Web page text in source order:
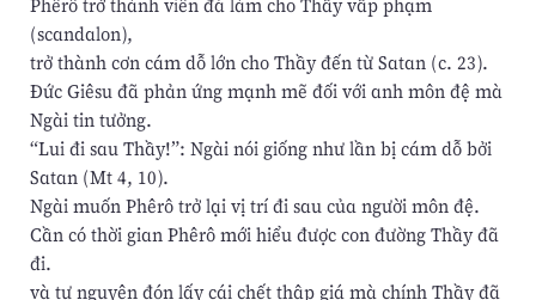
(scandalon),
trở thành cơn cám dỗ lớn cho Thầy đến từ Satan (c. 23).
Đức Giêsu đã phản ứng mạnh mẽ đối với anh môn đệ mà
Ngài tin tưởng.
“Lui đi sau Thầy!”: Ngài nói giống như lần bị cám dỗ bởi
Satan (Mt 4, 10).
Ngài muốn Phêrô trở lại vị trí đi sau của người môn đệ.
Cần có thời gian Phêrô mới hiểu được con đường Thầy đã
đi.
và tự nguyện đón lấy cái chết thập giá mà chính Thầy đã